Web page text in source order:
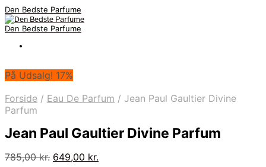
Den Bedste Parfume
Den Bedste Parfume
På Udsalg! 17%
Forside / Eau De Parfum / Jean Paul Gaultier Divine
Parfum
Jean Paul Gaultier Divine Parfum
785,00kr. Den
649,00 kr.